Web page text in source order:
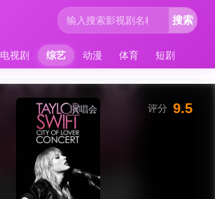
电视剧 综艺 动漫 体育 短剧
搜索
演唱会 评分 9.5